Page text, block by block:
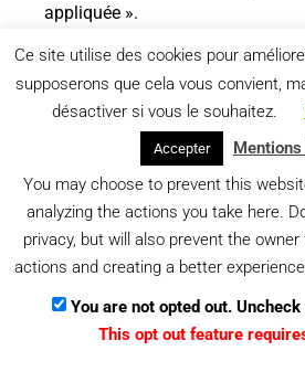
appliquée ».
Accéder au dossier
PRÉCÉDENT
Anthropologie de l’habiter. Anthropologie du soin.
Ce site utilise des cookies pour
supposerons que cela vous convient,
désactiver si vous le souhaitez.
Accepter
You may choose to prevent this
analyzing the actions you take here.
privacy, but will also prevent the
actions and creating a better
You are not opted out.
This opt out feature